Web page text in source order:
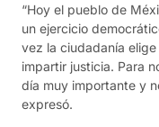
“Hoy el pueblo de
un ejercicio
vez la ciudadanía
impartir justicia. Para
día muy importante y
expresó.